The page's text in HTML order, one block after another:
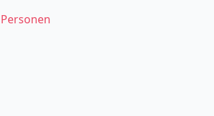
Personen